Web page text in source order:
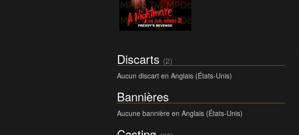
Discarts (2)
Aucun discart en Anglais (États-Unis)
Bannières
Aucune bannière en Anglais (États-Unis)